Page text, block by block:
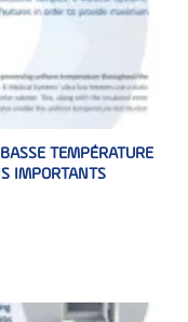
TEMPÉRATURE
IMPORTANTS